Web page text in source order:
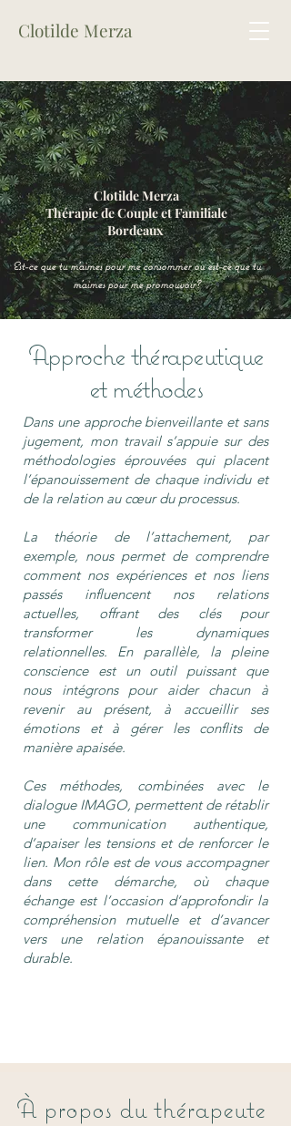
Clotilde Merza
Clotilde Merza
Thérapie de Couple et Familiale
Bordeaux
Est-ce que tu m'aimes pour meconsommerou est-ce que tu
m'aimes pour me promouvoir?
Approche thérapeutique
et méthodes
Dans une approche bienveillante et sans
jugement, mon travail s’appuie sur des
méthodologies éprouvées qui placent
l’épanouissement de chaque individu et
de la relation au cœur du processus.
La théorie de l’attachement, par
exemple, nous permet de comprendre
comment nos expériences et nos liens
passés influencent nos relations
actuelles, offrant des clés pour
transformer les dynamiques
relationnelles. En parallèle, la pleine
conscience est un outil puissant que
nous intégrons pour aider chacun à
revenir au présent, à accueillir ses
émotions et à gérer les conflits de
manière apaisée.
Ces méthodes, combinées avec le
dialogue IMAGO, permettent de rétablir
une communication authentique,
d’apaiser les tensions et de renforcer le
lien. Mon rôle est de vous accompagner
dans cette démarche, où chaque
échange est l’occasion d’approfondir la
compréhension mutuelle et d’avancer
vers une relation épanouissante et
durable.
À propos du thérapeute